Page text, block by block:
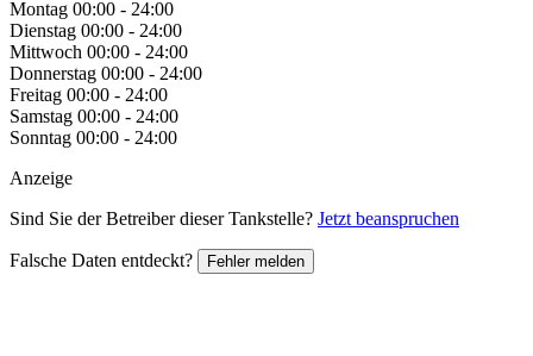
Montag 00:00 - 24:00
Dienstag 00:00 - 24:00
Mittwoch 00:00 - 24:00
Donnerstag 00:00 - 24:00
Freitag 00:00 - 24:00
Samstag 00:00 - 24:00
Sonntag 00:00 - 24:00
Anzeige
Sind Sie der Betreiber dieser Tankstelle? Jetzt beanspruchen
Falsche Daten entdeckt? Fehler melden